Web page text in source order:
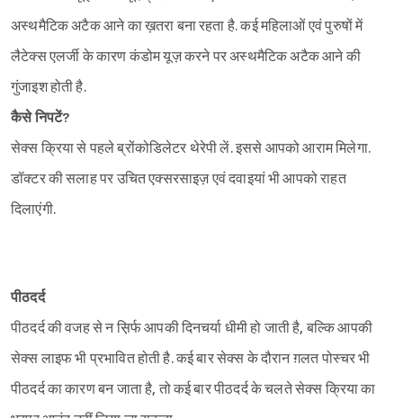
अस्थमैटिक अटैक आने का ख़तरा बना रहता है. कई महिलाओं एवं पुरुषों में
लैटेक्स एलर्जी के कारण कंडोम यूज़ करने पर अस्थमैटिक अटैक आने की
गुंजाइश होती है.
कैसे निपटें?
सेक्स क्रिया से पहले ब्रोंकोडिलेटर थेरेपी लें. इससे आपको आराम मिलेगा.
डॉक्टर की सलाह पर उचित एक्सरसाइज़ एवं दवाइयां भी आपको राहत
दिलाएंगी.
पीठदर्द
पीठदर्द की वजह से न स़िर्फ आपकी दिनचर्या धीमी हो जाती है, बल्कि आपकी
सेक्स लाइफ भी प्रभावित होती है. कई बार सेक्स के दौरान ग़लत पोस्चर भी
पीठदर्द का कारण बन जाता है, तो कई बार पीठदर्द के चलते सेक्स क्रिया का